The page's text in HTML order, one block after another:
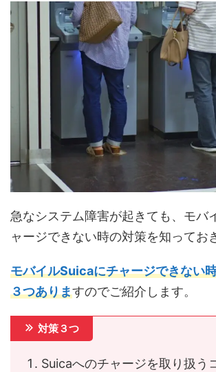
急なシステム障害が起きても、モバ
ャージできない時の対策を知ってお
モバイルSuicaにチャージできない
３つありますのでご紹介します。
対策３つ
Suicaへのチャージを取り扱う